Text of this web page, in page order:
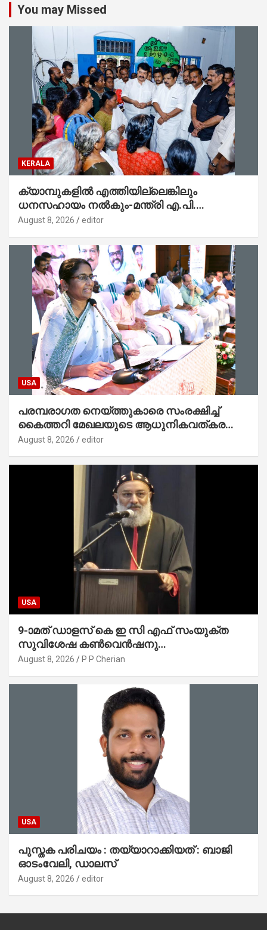
You may Missed
KERALA
ക്യാമ്പുകളിൽ എത്തിയില്ലെങ്കിലും
ധനസഹായം നൽകും-മന്ത്രി എ.പി.
അനിൽകുമാർ
August 8, 2026 editor
USA
പരമ്പരാഗത നെയ്ത്തുകാരെ സംരക്ഷിച്ച്
കൈത്തറി മേഖലയുടെ ആധുനികവത്കരണം
സാധ്യമാക്കും : ഡെപ്യൂട്ടി സ്പീക്കർ
August 8, 2026 editor
USA
9-ാമത് ഡാളസ് കെ ഇ സി എഫ് സംയുക്ത
സുവിശേഷ കൺവെൻഷനു
പ്രാർത്ഥനാനിർഭരമായ തുടക്കം
August 8, 2026 P P Cherian
USA
പുസ്തക പരിചയം : തയ്യാറാക്കിയത് : ബാജി
ഓടംവേലി, ഡാലസ്
August 8, 2026 editor